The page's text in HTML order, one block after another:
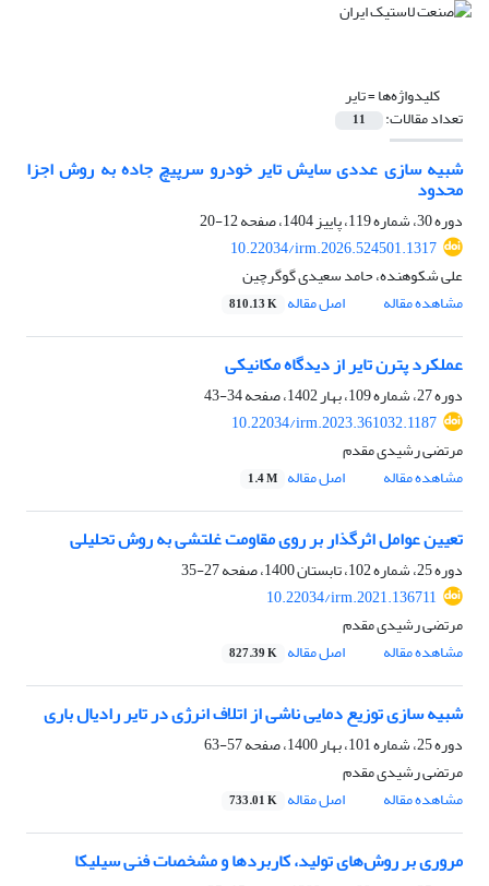
کلیدواژه‌ها =تایر
تعداد مقالات: 11
شبیه سازی عددی سایش تایر خودرو سرپیچ جاده به روش اجزا
محدود
دوره 30، شماره 119، پاییز 1404، صفحه
12-20
10.22034/irm.2026.524501.1317
علی شکوهنده، حامد سعیدی گوگرچین
مشاهده مقاله
اصل مقاله 810.13 K
عملکرد پترن تایر از دیدگاه مکانیکی
دوره 27، شماره 109، بهار 1402، صفحه
34-43
10.22034/irm.2023.361032.1187
مرتضی رشیدی مقدم
مشاهده مقاله
اصل مقاله 1.4 M
تعیین عوامل اثرگذار بر روی مقاومت غلتشی به روش تحلیلی
دوره 25، شماره 102، تابستان 1400، صفحه
27-35
10.22034/irm.2021.136711
مرتضی رشیدی مقدم
مشاهده مقاله
اصل مقاله 827.39 K
شبیه سازی توزیع دمایی ناشی از اتلاف انرژی در تایر رادیال باری
دوره 25، شماره 101، بهار 1400، صفحه
57-63
مرتضی رشیدی مقدم
مشاهده مقاله
اصل مقاله 733.01 K
مروری بر روش‌های تولید، کاربردها و مشخصات فنی سیلیکا